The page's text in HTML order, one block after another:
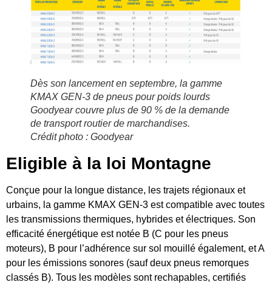
Dès son lancement en septembre, la gamme
KMAX GEN-3 de pneus pour poids lourds
Goodyear couvre plus de 90 % de la demande
de transport routier de marchandises.
Crédit photo : Goodyear
Eligible à la loi Montagne
Conçue pour la longue distance, les trajets régionaux et
urbains, la gamme KMAX GEN-3 est compatible avec toutes
les transmissions thermiques, hybrides et électriques. Son
efficacité énergétique est notée B (C pour les pneus
moteurs), B pour l’adhérence sur sol mouillé également, et A
pour les émissions sonores (sauf deux pneus remorques
classés B). Tous les modèles sont rechapables, certifiés